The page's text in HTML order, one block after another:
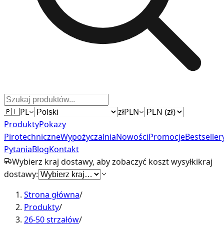
🇵🇱PL złPLN
ProduktyPokazy
PirotechniczneWypożyczalniaNowościPromocje
PytaniaBlogKontakt
Wybierz kraj dostawy, aby zobaczyć koszt wysyłkikraj
dostawy:
Strona główna/
Produkty/
26-50 strzałów/